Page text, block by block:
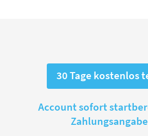
30 Tage kostenlos
Account sofort